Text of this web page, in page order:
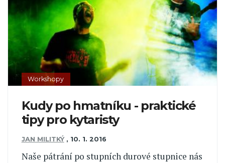
Workshopy
Kudy po hmatníku - praktické
tipy pro kytaristy
JAN MILITKÝ , 10. 1. 2016
Naše pátrání po stupních durové stupnice nás